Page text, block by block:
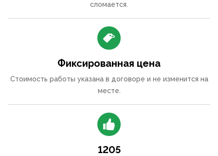
сломается.
Фиксированная цена
Стоимость работы указана в договоре и не изменится на
месте.
1205